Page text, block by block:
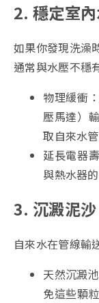
2. 穩定室
如果你發現洗澡
通常與水壓不穩
物理緩衝
壓馬達）
取自來水
延長電器
與熱水器
3. 沉澱泥
自來水在管線輸
天然沉澱
免這些顆